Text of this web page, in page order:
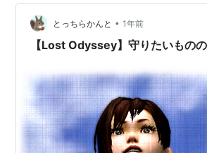
とっちらかんと • 1年前
【Lost Odyssey】守りたいもの